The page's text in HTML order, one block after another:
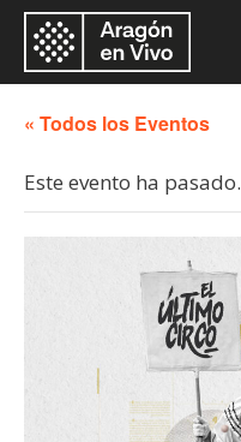
« Todos los Eventos
Este evento ha pasado.